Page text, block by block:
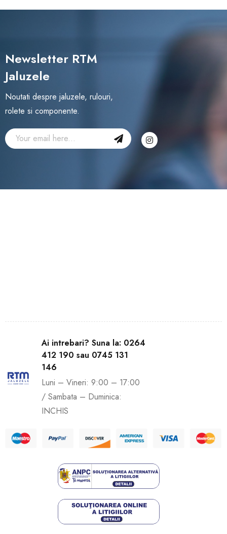
Newsletter RTM
Jaluzele
Noutati despre jaluzele, rulouri,
rolete si componente.
Ai intrebari? Suna la: 0264
412 190 sau 0745 131
146
Luni – Vineri: 9:00 – 17:00
/ Sambata – Duminica:
INCHIS